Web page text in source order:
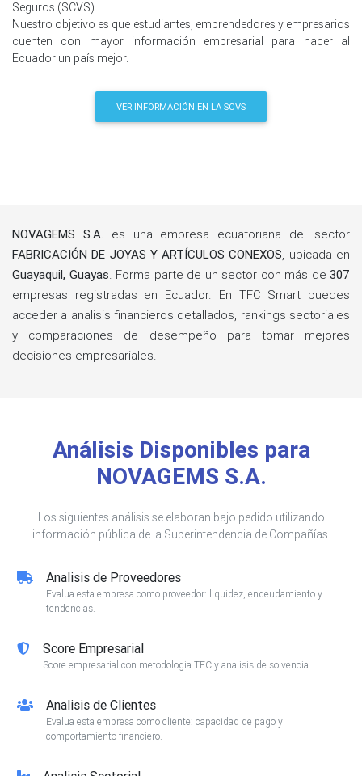
Seguros (SCVS).
Nuestro objetivo es que estudiantes, emprendedores y empresarios
cuenten con mayor información empresarial para hacer al
Ecuador un país mejor.
VER INFORMACIÓN EN LA SCVS
NOVAGEMS S.A. es una empresa ecuatoriana del sector
FABRICACIÓN DE JOYAS Y ARTÍCULOS CONEXOS, ubicada en
Guayaquil, Guayas. Forma parte de un sector con más de 307
empresas registradas en Ecuador. En TFC Smart puedes
acceder a analisis financieros detallados, rankings sectoriales
y comparaciones de desempeño para tomar mejores
decisiones empresariales.
Análisis Disponibles para
NOVAGEMS S.A.
Los siguientes análisis se elaboran bajo pedido utilizando
información pública de la Superintendencia de Compañías.
Analisis de Proveedores
Evalua esta empresa como proveedor: liquidez, endeudamiento y
tendencias.
Score Empresarial
Score empresarial con metodologia TFC y analisis de solvencia.
Analisis de Clientes
Evalua esta empresa como cliente: capacidad de pago y
comportamiento financiero.